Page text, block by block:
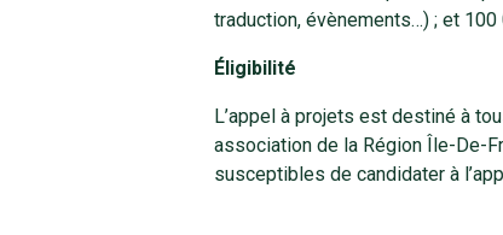
traduction, évènements…) ; et
Éligibilité
L’appel à projets est destiné à
association de la Région Île-De-
susceptibles de candidater à